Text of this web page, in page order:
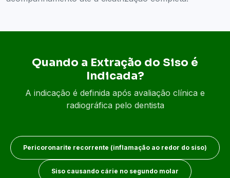
Quando a Extração do Siso é
Indicada?
A indicação é definida após avaliação clínica e
radiográfica pelo dentista
Pericoronarite recorrente (inflamação ao redor do siso)
Siso causando cárie no segundo molar